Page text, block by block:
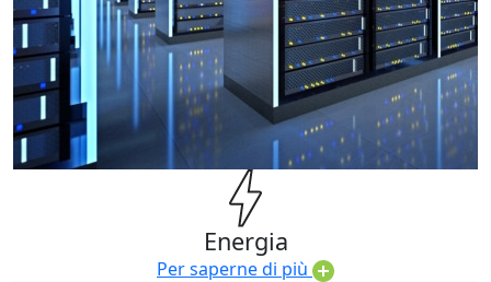
Energia
Per saperne di più